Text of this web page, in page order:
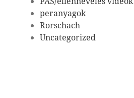
peranyagok
Rorschach
Uncategorized